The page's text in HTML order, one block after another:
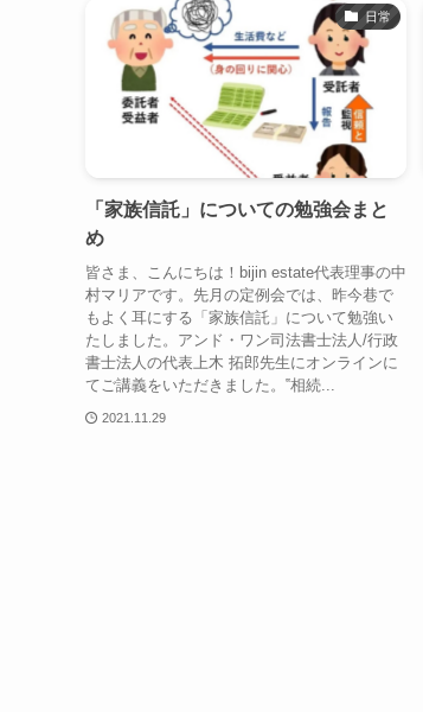
日常
「家族信託」についての勉強会まと
め
皆さま、こんにちは！bijin estate代表理事の中
村マリアです。先月の定例会では、昨今巷で
もよく耳にする「家族信託」について勉強い
たしました。アンド・ワン司法書士法人/行政
書士法人の代表上木 拓郎先生にオンラインに
てご講義をいただきました。‟相続...
2021.11.29